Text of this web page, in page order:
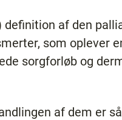
definition af den
som oplever
sorgforløb og
af dem er